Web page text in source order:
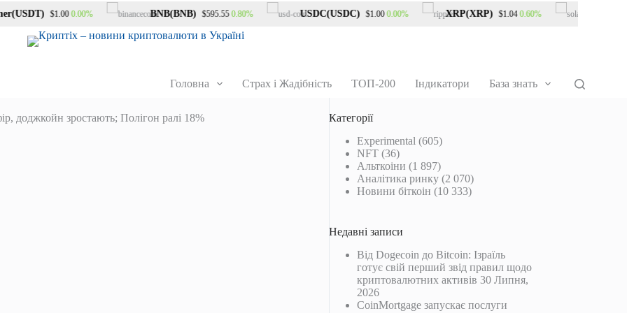
$1.00 0.00% BNB(BNB) $595.55 0.80% USDC(USDC) $1.00 0.00% XRP(XRP) $1.04 0.60% Solana(SOL)
Головна Страх і Жадібність ТОП-200 Індикатори База знать
Категорії
Experimental (605)
NFT (36)
Альткоіни (1 897)
Аналітика ринку (2 070)
Новини біткоін (10 333)
Недавні записи
Від Dogecoin до Bitcoin: Ізраїль
готує свій перший звід правил щодо
криптовалютних активів 30 Липня,
2026
CoinMortgage запускає послуги